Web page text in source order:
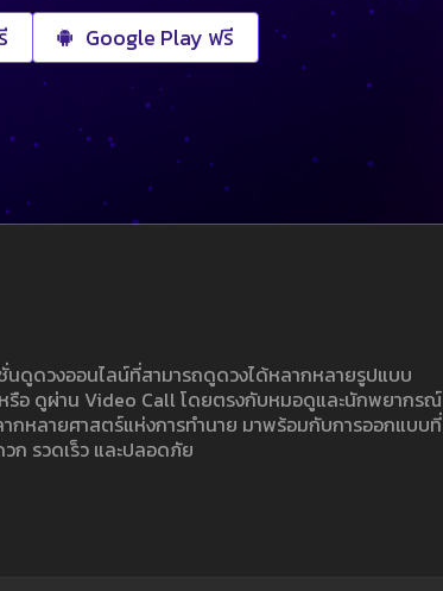
Google Play ฟรี
ดูดวงออนไลน์ที่สามารถดูดวงได้หลากหลายรูปแบบ
รือ ดูผ่าน Video Call โดยตรงกับหมอดูและนักพยากรณ์
กหลายศาสตร์แห่งการทำนาย มาพร้อมกับการออกแบบที่
ก รวดเร็ว และปลอดภัย